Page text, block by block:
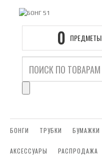
0 ПРЕДМЕТЫ
БОНГИ ТРУБКИ БУМАЖКИ
АКСЕССУАРЫ РАСПРОДАЖА